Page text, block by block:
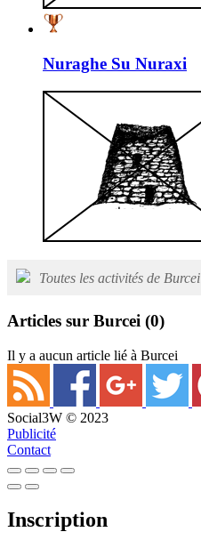
Nuraghe Su Nuraxi
Toutes les activités de Burcei
Articles sur Burcei (0)
Il y a aucun article lié à Burcei
Social3W © 2023
Publicité
Contact
Inscription